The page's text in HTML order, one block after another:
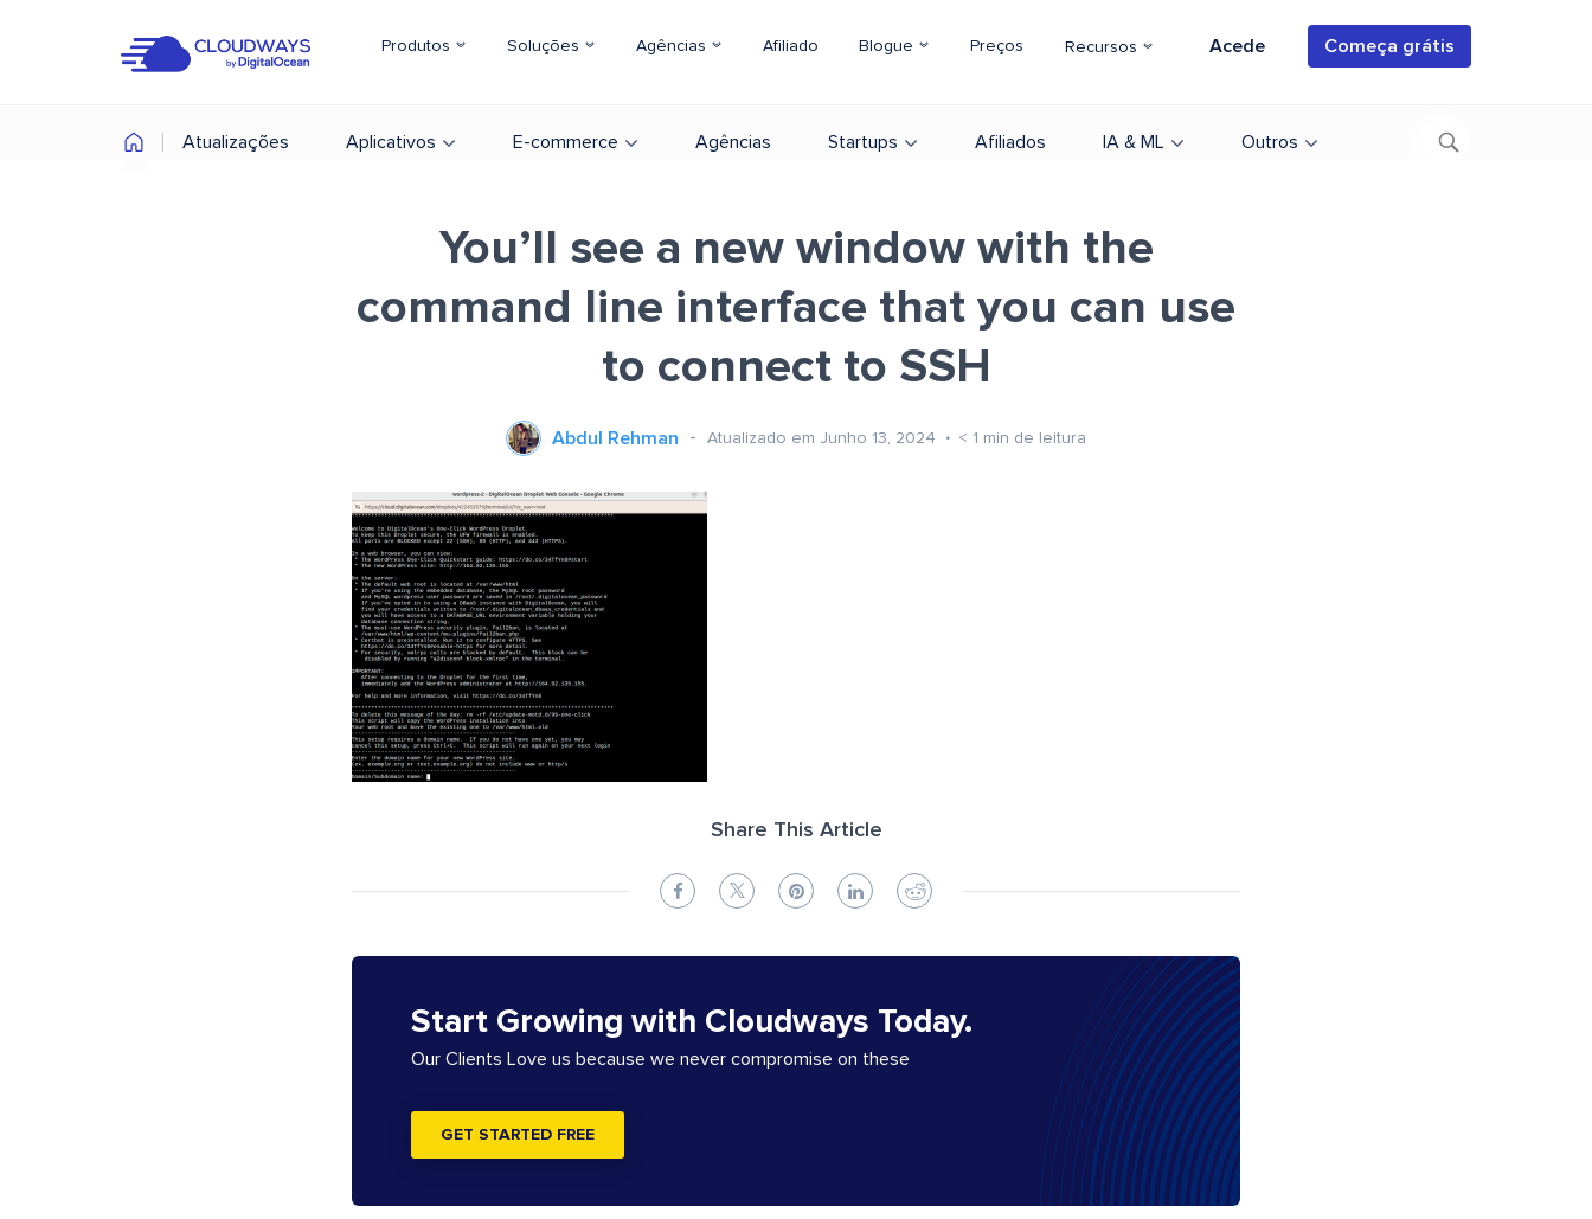
Produtos Soluções Agências Afiliado Blogue Preços Recursos Acede Começa grátis
Atualizações Aplicativos E-commerce Agências Startups Afiliados IA & ML Outros
You’ll see a new window with the
command line interface that you can use
to connect to SSH
Abdul Rehman Atualizado em Junho 13, 2024 < 1 min de leitura
Share This Article
Start Growing with Cloudways Today.
Our Clients Love us because we never compromise on these
GET STARTED FREE